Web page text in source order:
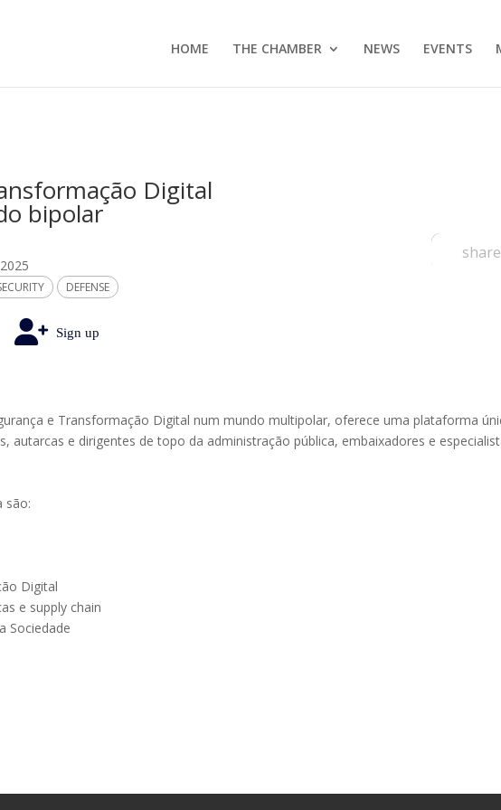
HOME THE CHAMBER NEWS EVENTS
share
Digital
bipolar
DEFENSE
Sign up
e Transformação Digital num mundo multipolar, oferece uma plataforma
autarcas e dirigentes de topo da administração pública, embaixadores e
são:
Digital
e supply chain
Sociedade